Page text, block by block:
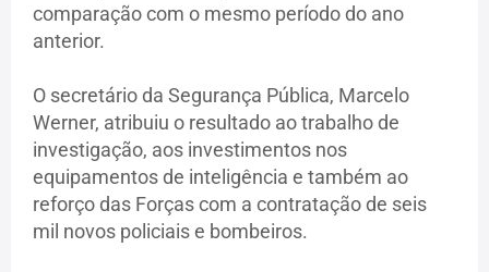
comparação com o mesmo período do ano
anterior.
O secretário da Segurança Pública, Marcelo
Werner, atribuiu o resultado ao trabalho de
investigação, aos investimentos nos
equipamentos de inteligência e também ao
reforço das Forças com a contratação de seis
mil novos policiais e bombeiros.